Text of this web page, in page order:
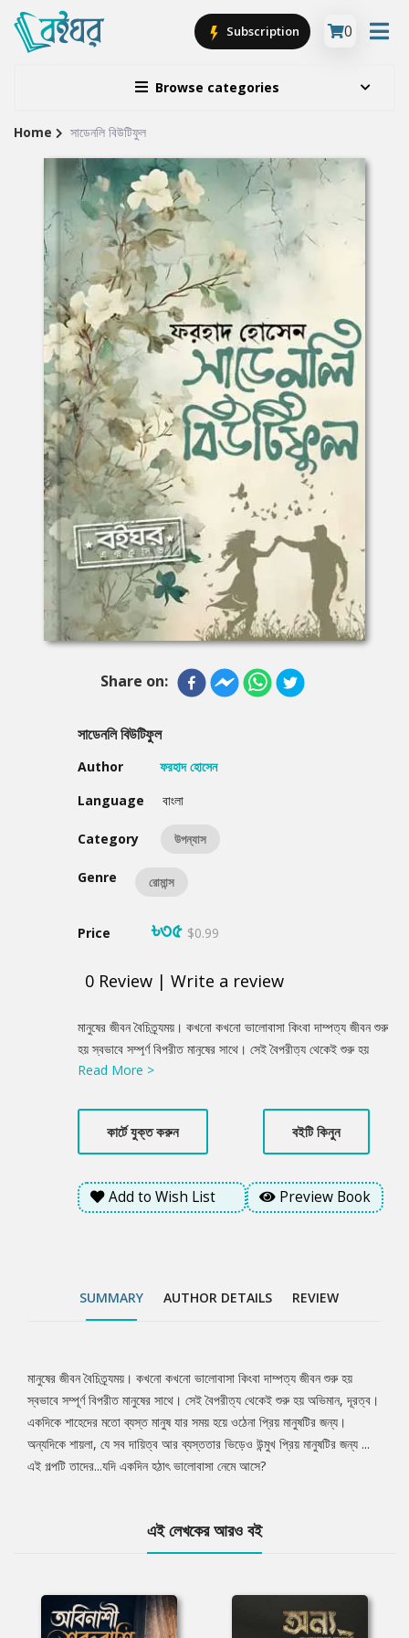
Browse categories
Subscription 0
Site
Breadcrumb
Home সাডেনলি বিউটিফুল
Share on:
সাডেনলি বিউটিফুল
Author
ফরহাদ হোসেন
Language
বাংলা
Category উপন্যাস
Genre রোমান্স
Price ৳৩৫ $0.99
0 Review | Write a review
Product
Summery
মানুষের জীবন বৈচিত্র্যময়। কখনো কখনো ভালোবাসা কিংবা দাম্পত্য জীবন শুরু
হয় স্বভাবে সম্পূর্ণ বিপরীত মানুষের সাথে। সেই বৈপরীত্য থেকেই শুরু হয়
অভিমান, দূরত্ব। একদিকে শাহেদের মতো ব্যস্ত মানুষ যার সময় হয়ে ওঠেনা
উন্মুখ প্রিয় মানুষটির জন্য ... এই গল্পটি তাদের...যদি একদিন হঠাৎ ভালোবাসা
নেমে আসে?
Read More >
কার্টে যুক্ত করুন বইটি কিনুন
Add to Wish List Preview Book
SUMMARY AUTHOR DETAILS REVIEW
Tab
Article
মানুষের জীবন বৈচিত্র্যময়। কখনো কখনো ভালোবাসা কিংবা দাম্পত্য জীবন শুরু হয়
স্বভাবে সম্পূর্ণ বিপরীত মানুষের সাথে। সেই বৈপরীত্য থেকেই শুরু হয় অভিমান, দূরত্ব।
একদিকে শাহেদের মতো ব্যস্ত মানুষ যার সময় হয়ে ওঠেনা প্রিয় মানুষটির জন্য।
অন্যদিকে শায়লা, যে সব দায়িত্ব আর ব্যস্ততার ভিড়েও উন্মুখ প্রিয় মানুষটির জন্য ...
এই গল্পটি তাদের...যদি একদিন হঠাৎ ভালোবাসা নেমে আসে?
এই লেখকের আরও বই